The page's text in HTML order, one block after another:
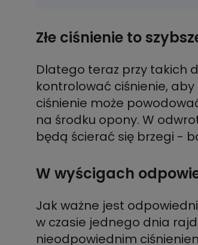
Złe ciśnienie to
Dlatego teraz przy takich
kontrolować ciśnienie,
ciśnienie może
na środku opony. W
będą ścierać się brzegi -
W wyścigach
Jak ważne jest
w czasie jednego dnia
nieodpowiednim